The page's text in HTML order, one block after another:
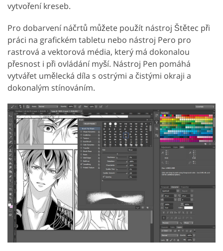
vytvoření kreseb.
Pro dobarvení náčrtů můžete použít nástroj Štětec při
práci na grafickém tabletu nebo nástroj Pero pro
rastrová a vektorová média, který má dokonalou
přesnost i při ovládání myší. Nástroj Pen pomáhá
vytvářet umělecká díla s ostrými a čistými okraji a
dokonalým stínováním.